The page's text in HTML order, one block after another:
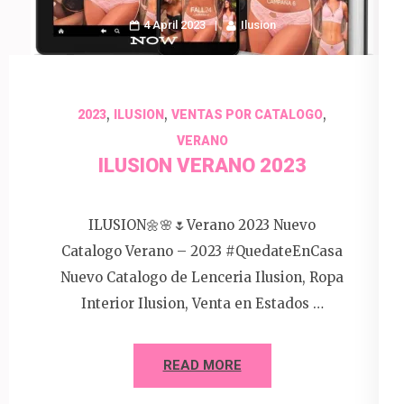
4 April 2023 Ilusion
2023, ILUSION , VENTAS POR CATALOGO,
VERANO
ILUSION VERANO 2023
ILUSION🌼🌸🌷Verano 2023 Nuevo
Catalogo Verano – 2023 #QuedateEnCasa
Nuevo Catalogo de Lenceria Ilusion, Ropa
Interior Ilusion, Venta en Estados …
READ MORE